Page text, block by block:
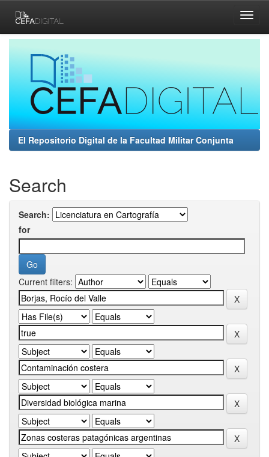
navigation
El Repositorio Digital de la Facultad Militar Conjunta
Search
Search:
for
Current filters: